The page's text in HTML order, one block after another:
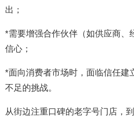
出；
*需要增强合作伙伴（如供应商、
信心；
*面向消费者市场时，面临信任建
不足的挑战。
从街边注重口碑的老字号门店，